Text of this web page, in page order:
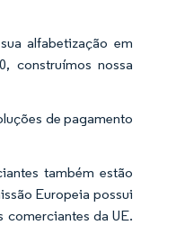
alfabetização em
construímos nossa
de pagamento
também estão
Europeia possui
da UE.